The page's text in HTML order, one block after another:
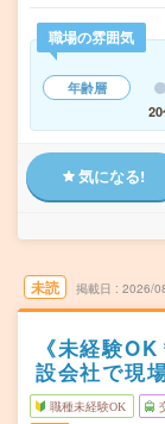
職場の雰囲気
年齢層
気になる!
未読 掲載日 2026/
《未経験
設会社で現
職種未経験OK